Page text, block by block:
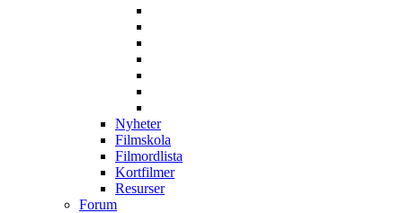
Nyheter
Filmskola
Filmordlista
Kortfilmer
Resurser
Forum